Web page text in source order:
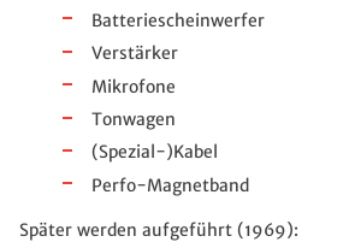
Batteriescheinwerfer
Verstärker
Mikrofone
Tonwagen
(Spezial-)Kabel
Perfo-Magnetband
Später werden aufgeführt (1969):